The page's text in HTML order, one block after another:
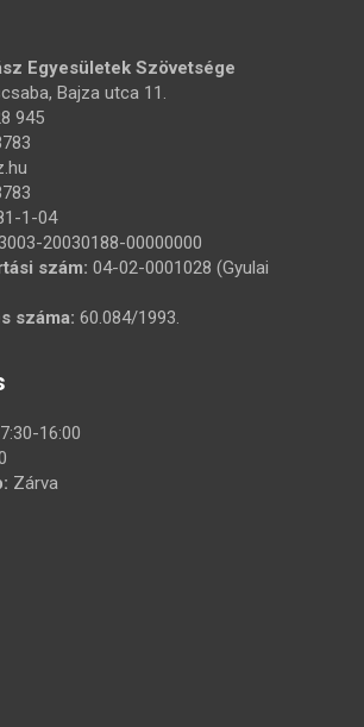
Egyesületek Szövetsége
Bajza utca 11.
945
1-04
20030188-00000000
szám: 04-02-0001028 (Gyulai
száma: 60.084/1993.
16:00
Zárva